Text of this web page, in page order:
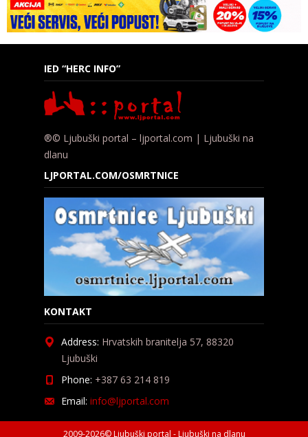
IED “HERC INFO”
®© Ljubuški portal – ljportal.com | Ljubuški na
dlanu
LJPORTAL.COM/OSMRTNICE
KONTAKT
Address: Hrvatskih branitelja 57, 88320
Ljubuški
Phone: +387 63 214 819
Email: info@ljportal.com
2009-2026© Ljubuški portal - Ljubuški na dlanu